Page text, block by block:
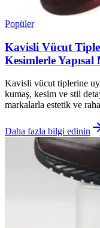
Popüler
Kavisli Vücut
Kesimlerle
Kavisli vücut tiplerine
kumaş, kesim ve stil
markalarla estetik ve
Daha fazla bilgi edinin